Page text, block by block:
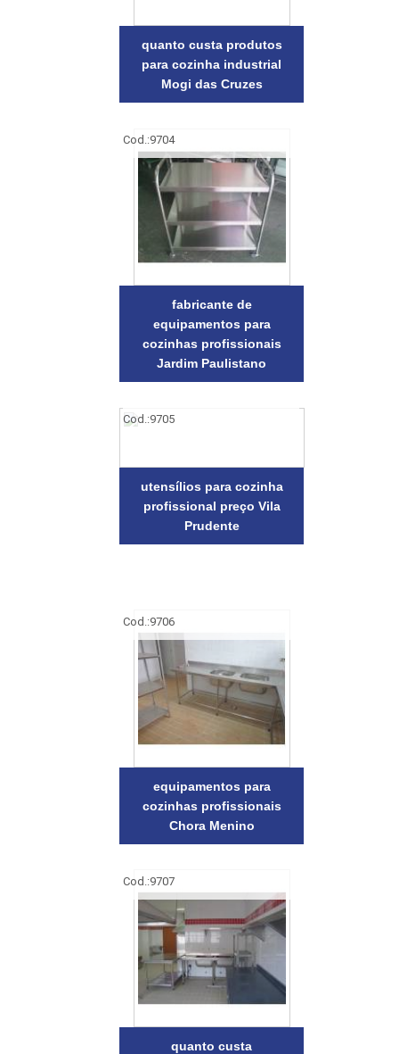
quanto custa produtos
para cozinha industrial
Mogi das Cruzes
Cod.:9704
fabricante de
equipamentos para
cozinhas profissionais
Jardim Paulistano
Cod.:9705
utensílios para cozinha
profissional preço Vila
Prudente
Cod.:9706
equipamentos para
cozinhas profissionais
Chora Menino
Cod.:9707
quanto custa